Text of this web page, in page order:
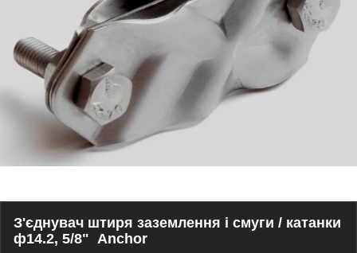
З'єднувач штиря заземлення і смуги / катанки
ф14.2, 5/8" Anchor